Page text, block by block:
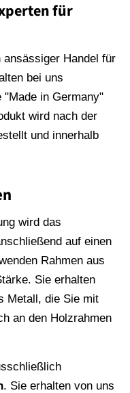
für
Handel für
bei uns
in Germany"
wird nach der
und innerhalb
wird das
auf einen
Rahmen aus
Sie erhalten
Metall, die Sie mit
an den Holzrahmen
. Sie erhalten von uns